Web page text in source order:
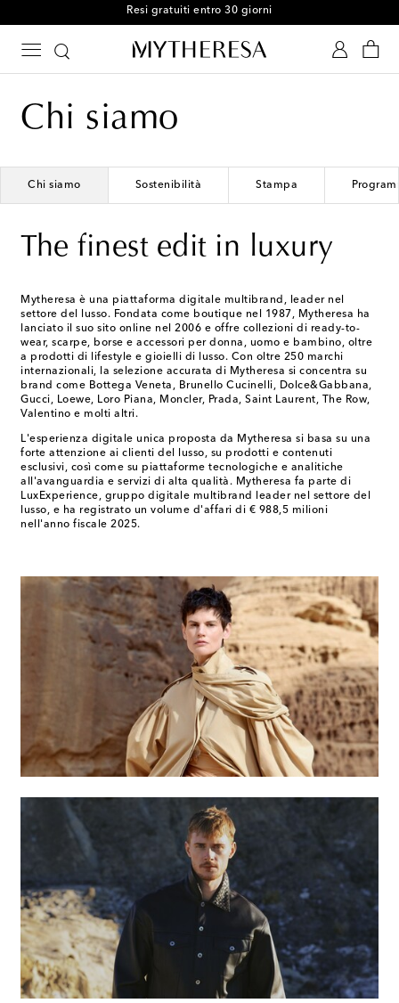
The finest edit in luxury
Chi siamo
Chi siamo Sostenibilità Stampa
The finest edit in luxury
Mytheresa è una piattaforma digitale multibrand, leader nel
settore del lusso. Fondata come boutique nel 1987, Mytheresa ha
lanciato il suo sito online nel 2006 e offre collezioni di ready-to-
wear, scarpe, borse e accessori per donna, uomo e bambino, oltre
a prodotti di lifestyle e gioielli di lusso. Con oltre 250 marchi
internazionali, la selezione accurata di Mytheresa si concentra su
brand come Bottega Veneta, Brunello Cucinelli, Dolce&Gabbana,
Gucci, Loewe, Loro Piana, Moncler, Prada, Saint Laurent, The Row,
Valentino e molti altri.
L'esperienza digitale unica proposta da Mytheresa si basa su una
forte attenzione ai clienti del lusso, su prodotti e contenuti
esclusivi, così come su piattaforme tecnologiche e analitiche
all'avanguardia e servizi di alta qualità. Mytheresa fa parte di
LuxExperience, gruppo digitale multibrand leader nel settore del
lusso, e ha registrato un volume d'affari di € 988,5 milioni
nell'anno fiscale 2025.